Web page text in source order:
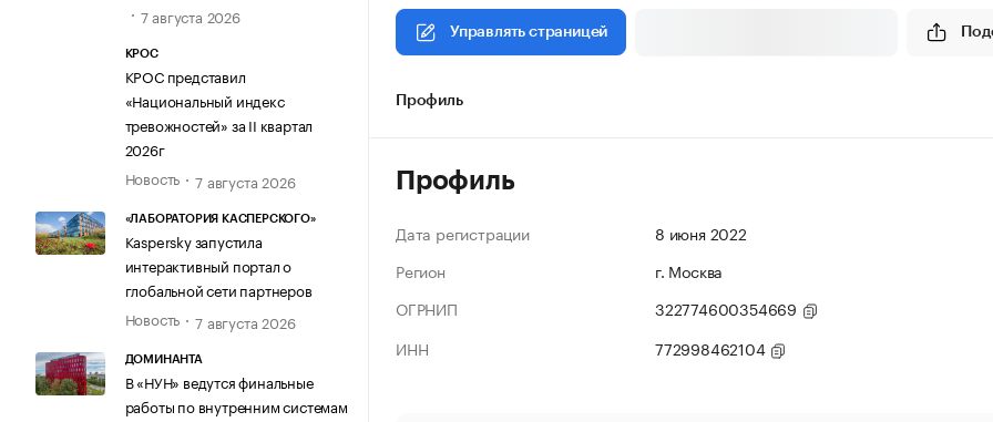
7 августа 2026
КРОС
КРОС представил
«Национальный индекс
тревожностей» за II квартал
2026г
Новость
7 августа 2026
«ЛАБОРАТОРИЯ КАСПЕРСКОГО»
Kaspersky запустила
интерактивный портал о
глобальной сети партнеров
Новость
7 августа 2026
ДОМИНАНТА
В «НУН» ведутся финальные
работы по внутренним системам
Управлять страницей
Профиль
Профиль
Дата регистрации
8 июня 2022
Регион
г. Москва
ОГРНИП
322774600354669
ИНН
772998462104